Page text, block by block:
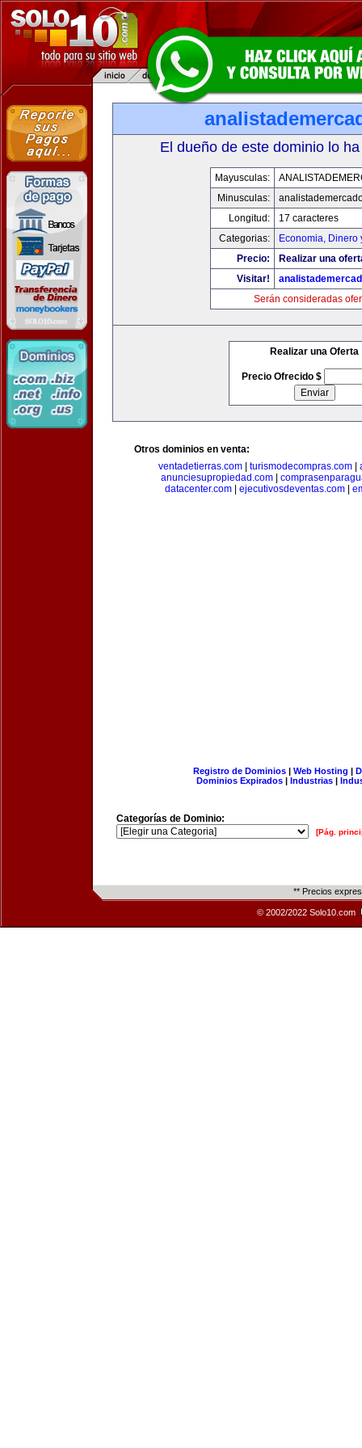
El dueño de este dominio lo
Mayusculas:
Minusculas:
Longitud:
17 caracteres
Categorias:
Economia, Dinero
Precio:
Realizar una
Visitar!
Serán consideradas
Realizar una Oferta
Precio Ofrecido $
Otros dominios en venta:
ventadetierras.com
turismodecompras.com
anunciesupropiedad.com|
datacenter.com
ejecutivosdeventas.com
Registro de Dominios| Web Hosting |
Dominios Expirados | Industrias |
Categorías de Dominio:
[Pág.
** Precios
© 2002/2022 Solo10.com